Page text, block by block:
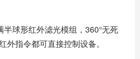
球形红外滤光模组，360°无死
指令都可直接控制设备。